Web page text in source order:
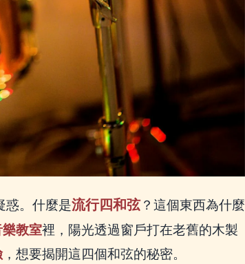
惑。什麼是流行四和弦？這個東西為什麼
教室裡，陽光透過窗戶打在老舊的木製
，想要揭開這四個和弦的秘密。